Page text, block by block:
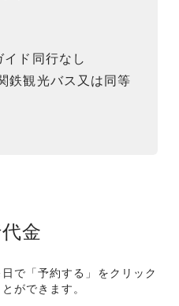
ド同行なし
観光バス又は同等
金
で「予約する」をクリック
ができます。